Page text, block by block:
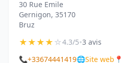
30 Rue Emile
Gernigon, 35170
Bruz
★★★★☆4.3/5•3 avis
📞+33674441419🌐Site web 📍